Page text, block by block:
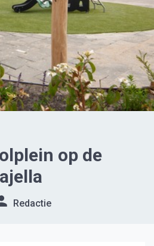
op de
Redactie